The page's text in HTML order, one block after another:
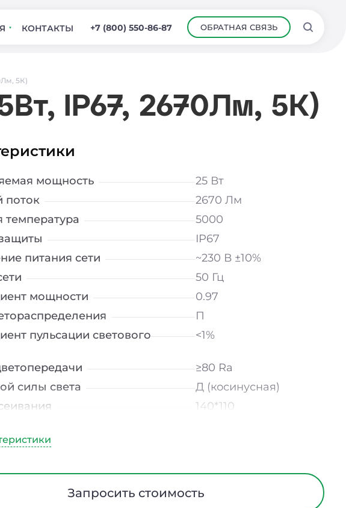
КОНТАКТЫ +7 (800) 550-86-87 ОБРАТНАЯ СВЯЗЬ
5К)
IP67, 2670Лм, 5К)
мощность
25 Вт
поток
2670 Лм
температура
5000
IP67
питания сети
~230 В ±10%
50 Гц
мощности
0.97
П
пульсации светового
<1%
≥80 Ra
силы света
Д (косинусная)
140*110
рабочих температур
корпуса
питания
Запросить стоимость